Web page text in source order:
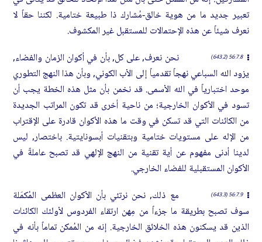
تعبير جديد ما من هوية خالق-مُشارك ذا طبيعة ختامية. لكننا حقاً لا
نعرف شيئاً عن هذه الإحتمالات للمستقبل غير المكشوف.
56:7.8 (643.2)
نحن نعرف, على كل, بأن في أكوان الزمان والفضاء,
يزود الله السباعي نهجاً تقدمياً إلى الأب الكوني, وبأن هذا النهج التطوري
موحد اختبارياً في الله الأسمى. قد نخمن بأن مثل هذه الخطة يجب أن
تسود في الأكوان الخارجية؛ من ناحية أخرى قد تكون المراتب الجديدة
من الكائنات التي قد تسكن في وقت ما هذه الأكوان قادرة على الإقتراب
من الإله على مستويات ختامية وبتقنيات أبسونايتية. باختصار, ليس
لدينا أدنى مفهوم عن أية تقنية من النهج الإلهي قد تصبح عاملةً في
الأكوان المستقبلية للفضاء الخارجي.
56:7.9 (643.3)
مع ذلك, نحن نرتئي بأن الأكوان العظمى المُكمَلة
سوف تصبح بطريقة ما جزءاً من مِهن ارتقاء الفردوس لأولئك الكائنات
الذين قد يسكنون هذه الخلائق الخارجية. إنه من المُمكن تماماً بأنه في